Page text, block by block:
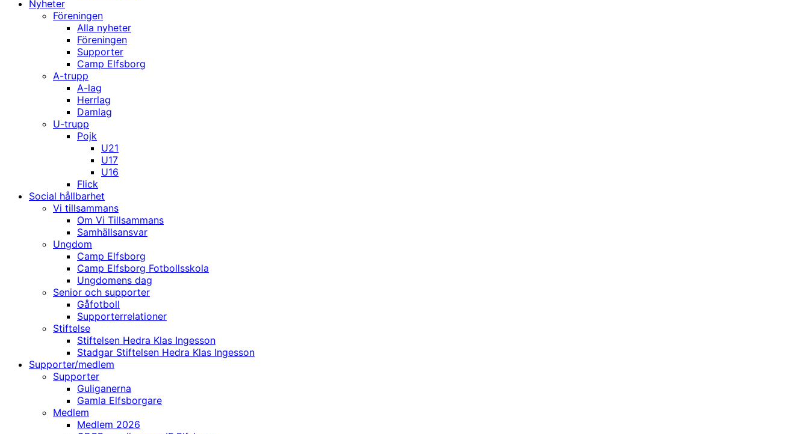
Nyheter
Föreningen
Alla nyheter
Föreningen
Supporter
Camp Elfsborg
A-trupp
A-lag
Herrlag
Damlag
U-trupp
Pojk
U21
U17
U16
Flick
Social hållbarhet
Vi tillsammans
Om Vi Tillsammans
Samhällsansvar
Ungdom
Camp Elfsborg
Camp Elfsborg Fotbollsskola
Ungdomens dag
Senior och supporter
Gåfotboll
Supporterrelationer
Stiftelse
Stiftelsen Hedra Klas Ingesson
Stadgar Stiftelsen Hedra Klas Ingesson
Supporter/medlem
Supporter
Guliganerna
Gamla Elfsborgare
Medlem
Medlem 2026